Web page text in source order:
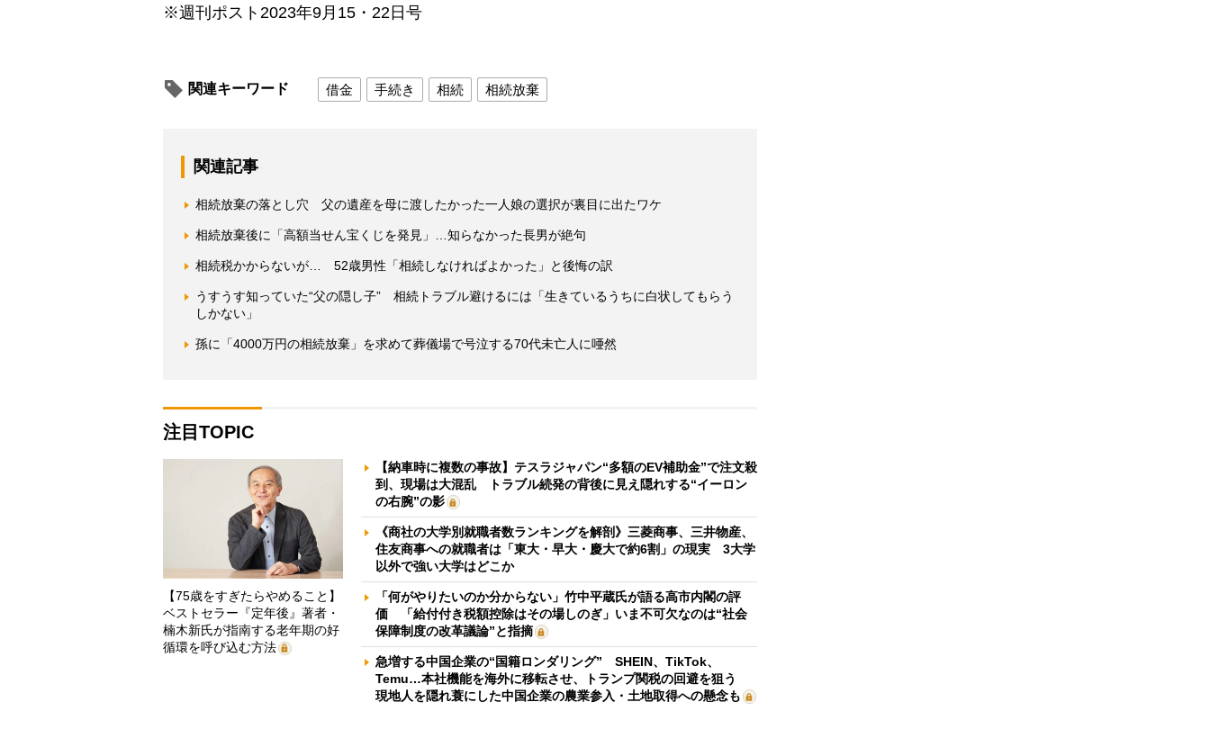
※週刊ポスト2023年9月15・22日号
関連キーワード 借金 手続き 相続 相続放棄
関連記事
相続放棄の落とし穴 父の遺産を母に渡したかった一人娘の選択が裏目に出たワケ
相続放棄後に「高額当せん宝くじを発見」…知らなかった長男が絶句
相続税かからないが… 52歳男性「相続しなければよかった」と後悔の訳
うすうす知っていた“父の隠し子” 相続トラブル避けるには「生きているうちに白状してもらう
しかない」
孫に「4000万円の相続放棄」を求めて葬儀場で号泣する70代未亡人に唖然
注目TOPIC
【75歳をすぎたらやめること】
ベストセラー『定年後』著者・
楠木新氏が指南する老年期の好
循環を呼び込む方法
【納車時に複数の事故】テスラジャパン“多額のEV補助金”で注文殺
到、現場は大混乱 トラブル続発の背後に見え隠れする“イーロン
の右腕”の影
《商社の大学別就職者数ランキングを解剖》三菱商事、三井物産、
住友商事への就職者は「東大・早大・慶大で約6割」の現実 3大学
以外で強い大学はどこか
「何がやりたいのか分からない」竹中平蔵氏が語る高市内閣の評
価 「給付付き税額控除はその場しのぎ」いま不可欠なのは“社会
保障制度の改革議論”と指摘
急増する中国企業の“国籍ロンダリング” SHEIN、TikTok、
Temu…本社機能を海外に移転させ、トランプ関税の回避を狙う
現地人を隠れ蓑にした中国企業の農業参入・土地取得への懸念も